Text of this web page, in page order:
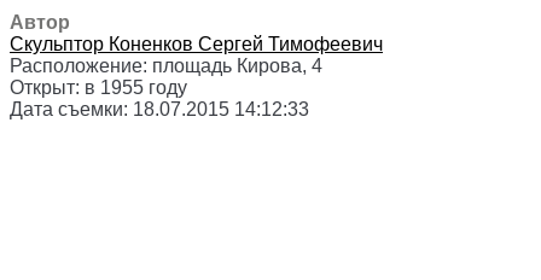
Автор
Скульптор Коненков Сергей Тимофеевич
Расположение: площадь Кирова, 4
Открыт: в 1955 году
Дата съемки: 18.07.2015 14:12:33